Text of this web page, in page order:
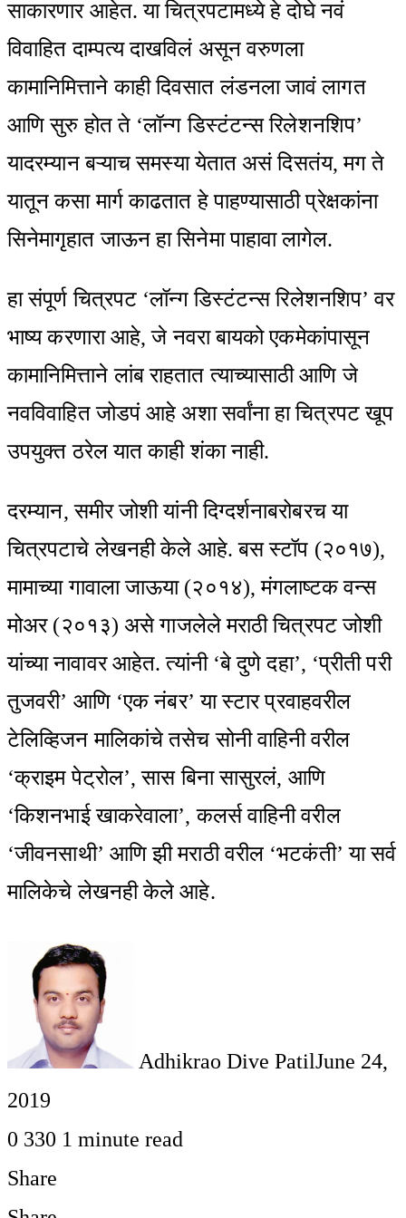
साकारणार आहेत. या चित्रपटामध्ये हे दोघे नवं
विवाहित दाम्पत्य दाखविलं असून वरुणला
कामानिमित्ताने काही दिवसात लंडनला जावं लागत
आणि सुरु होत ते ‘लॉन्ग डिस्टंटन्स रिलेशनशिप’
यादरम्यान बऱ्याच समस्या येतात असं दिसतंय, मग ते
यातून कसा मार्ग काढतात हे पाहण्यासाठी प्रेक्षकांना
सिनेमागृहात जाऊन हा सिनेमा पाहावा लागेल.
हा संपूर्ण चित्रपट ‘लॉन्ग डिस्टंटन्स रिलेशनशिप’ वर
भाष्य करणारा आहे, जे नवरा बायको एकमेकांपासून
कामानिमित्ताने लांब राहतात त्याच्यासाठी आणि जे
नवविवाहित जोडपं आहे अशा सर्वांना हा चित्रपट खूप
उपयुक्त ठरेल यात काही शंका नाही.
दरम्यान, समीर जोशी यांनी दिग्दर्शनाबरोबरच या
चित्रपटाचे लेखनही केले आहे. बस स्टॉप (२०१७),
मामाच्या गावाला जाऊया (२०१४), मंगलाष्टक वन्स
मोअर (२०१३) असे गाजलेले मराठी चित्रपट जोशी
यांच्या नावावर आहेत. त्यांनी ‘बे दुणे दहा’, ‘प्रीती परी
तुजवरी’ आणि ‘एक नंबर’ या स्टार प्रवाहवरील
टेलिव्हिजन मालिकांचे तसेच सोनी वाहिनी वरील
‘क्राइम पेट्रोल’, सास बिना सासुरलं, आणि
‘किशनभाई खाकरेवाला’, कलर्स वाहिनी वरील
‘जीवनसाथी’ आणि झी मराठी वरील ‘भटकंती’ या सर्व
मालिकेचे लेखनही केले आहे.
Adhikrao Dive PatilJune 24,
2019
0 330 1 minute read
Share